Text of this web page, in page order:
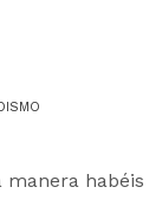
manera habéis